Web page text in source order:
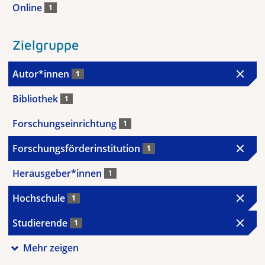
Online 1
Zielgruppe
Autor*innen 1
Bibliothek 1
Forschungseinrichtung 1
Forschungsförderinstitution 1
Herausgeber*innen 1
Hochschule 1
Studierende 1
Mehr zeigen